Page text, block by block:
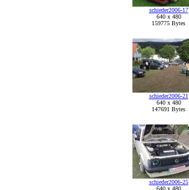
schieder2006-17
640 x 480
159775 Bytes
schieder2006-21
640 x 480
147691 Bytes
schieder2006-25